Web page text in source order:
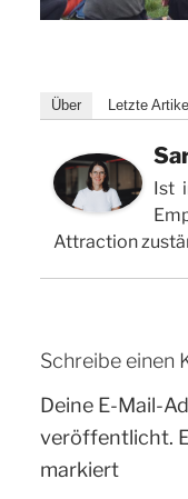
Über Letzte
Ist
Attraction
Schreibe einen
Deine E-Mail-
veröffentlicht.
markiert